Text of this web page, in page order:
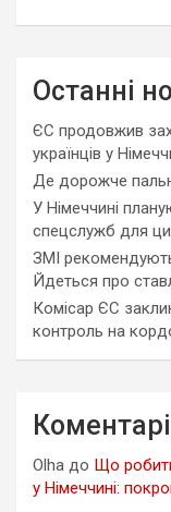
Останні
ЄС продовжив
українців у
Де дорожче
У Німеччині
спецслужб для
ЗМІ
Йдеться про
Комісар ЄС
контроль на
Коментарі
Olha до Що
у Німеччині: